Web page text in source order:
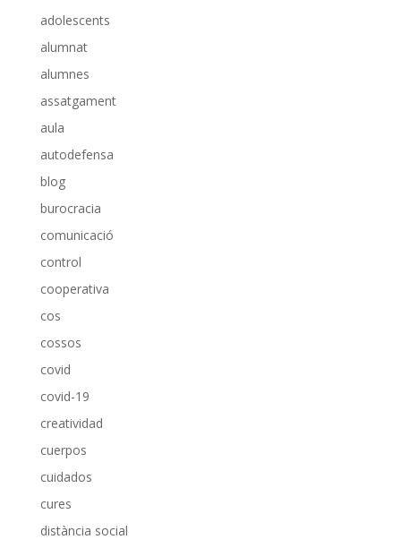
adolescents
alumnat
alumnes
assatgament
aula
autodefensa
blog
burocracia
comunicació
control
cooperativa
cos
cossos
covid
covid-19
creatividad
cuerpos
cuidados
cures
distància social